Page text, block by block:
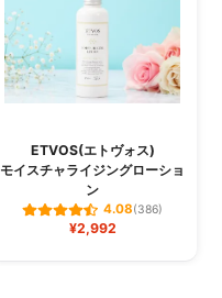
ETVOS(エトヴォス)
モイスチャライジングローショ
ン
4.08(386)
¥2,992